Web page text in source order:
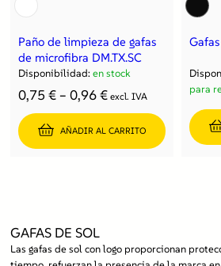
Paño de limpieza de gafas
de microfibra DM.TX.SC
Disponibilidad:en stock
0,75 € – 0,96€Rango
de
precios:
desde
excl. IVA
AÑADIR AL CARRITO
para
GAFAS DE SOL
Las gafas de sol con logo proporcionan